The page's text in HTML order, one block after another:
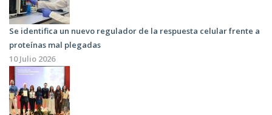
Se identifica un nuevo regulador de la respuesta celular frente a
proteínas mal plegadas
10 Julio 2026